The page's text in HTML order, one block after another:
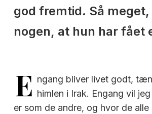
god fremtid. Så
nogen, at hun har fået
E ngang bliver livet godt,
himlen i Irak. Engang vil
er som de andre, og hvor de